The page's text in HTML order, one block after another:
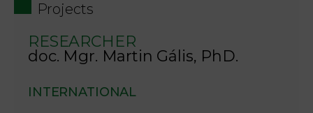
Projects
RESEARCHER
doc. Mgr. Martin Gális, PhD.
INTERNATIONAL